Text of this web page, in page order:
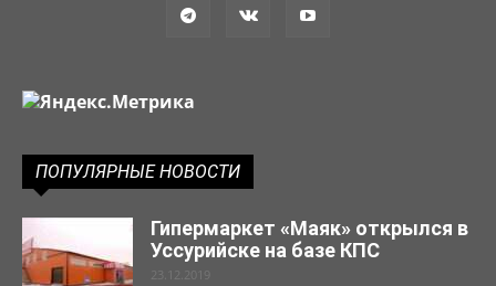
ПОПУЛЯРНЫЕ НОВОСТИ
Гипермаркет «Маяк» открылся в
Уссурийске на базе КПС
23.12.2019